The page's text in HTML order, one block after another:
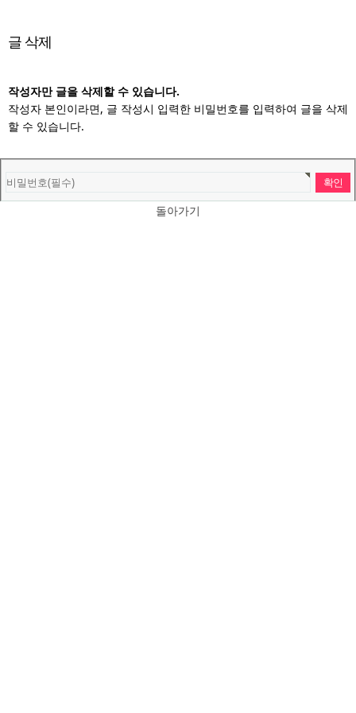
글 삭제
작성자만 글을 삭제할 수 있습니다.
작성자 본인이라면, 글 작성시 입력한 비밀번호를 입력하여 글을 삭제
할 수 있습니다.
돌아가기